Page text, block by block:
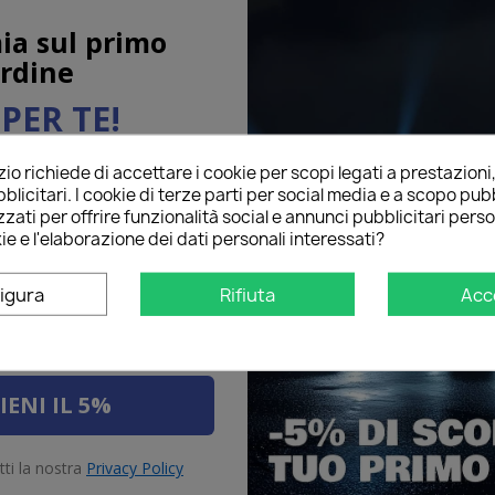
per
Aldemiro arturo Vignola
come descritto
richiede di accettare i cookie per scopi legati a
I cookie di terze parti per social media e a scopo
per offrire funzionalità social e annunci pubblicitari
e l'elaborazione dei dati personali interessati?
Rifiuta
sul primo
TE!
qui sotto per ricevere il
sul tuo primo ordine!
IL 5%
la nostra Privacy Policy